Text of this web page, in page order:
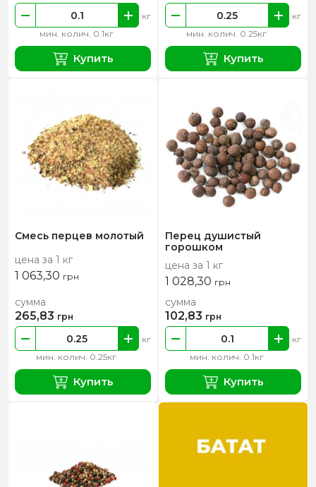
мин. колич. 0.1кг
кг
Купить
мин. колич. 0.25кг
кг
Купить
Смесь перцев молотый
цена за 1 кг
1 063,30 грн
мин. колич. 0.25кг
кг
сумма
265,83 грн
Купить
Перец душистый
горошком
цена за 1 кг
1 028,30 грн
мин. колич. 0.1кг
кг
сумма
102,83 грн
Купить